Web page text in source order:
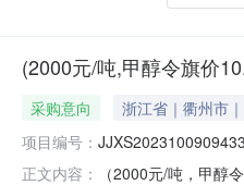
(2000元/吨,甲醇令旗价
采购意向 浙江省｜衢州市
项目编号：
正文内容：
（2000元/吨，甲醇